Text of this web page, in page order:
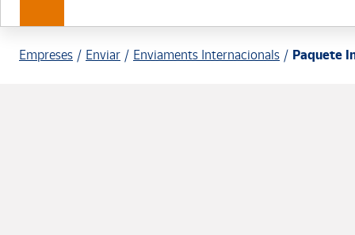
Empreses Enviar Enviaments Internacionals Paquete